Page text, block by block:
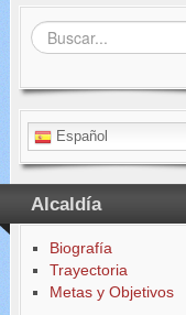
Buscar...
Español
Alcaldía
Biografía
Trayectoria
Metas y Objetivos